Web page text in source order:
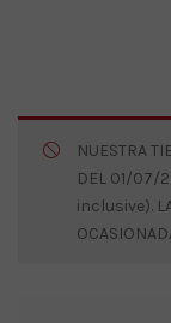
NUESTRA
DEL 01/07/
inclusive).